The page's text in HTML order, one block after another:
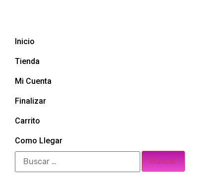
Inicio
Tienda
Mi Cuenta
Finalizar
Carrito
Como Llegar